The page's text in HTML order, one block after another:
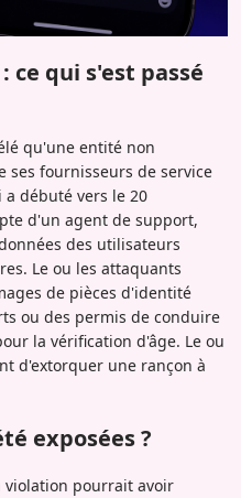
ce qui s'est passé
qu'une entité non
ses fournisseurs de service
débuté vers le 20
d'un agent de support,
des utilisateurs
Le ou les attaquants
de pièces d'identité
ou des permis de conduire
la vérification d'âge. Le ou
d'extorquer une rançon à
exposées ?
violation pourrait avoir